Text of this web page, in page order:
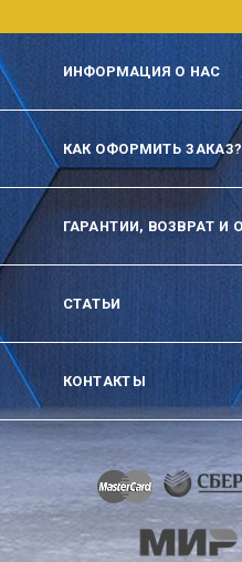
ИНФОРМАЦИЯ О НАС
КАК ОФОРМИТЬ ЗАКАЗ?
ГАРАНТИИ, ВОЗВРАТ И
СТАТЬИ
КОНТАКТЫ